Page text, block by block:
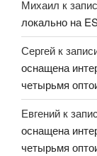
Михаил к
локально на
Сергей к
оснащена
четырьмя
Евгений к
оснащена
четырьмя